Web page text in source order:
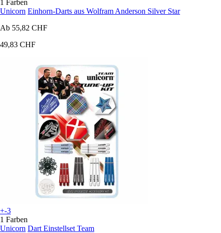
1 Farben
Unicorn Einhorn-Darts aus Wolfram Anderson Silver Star
Ab 55,82 CHF
49,83 CHF
+-3
1 Farben
Unicorn Dart Einstellset Team